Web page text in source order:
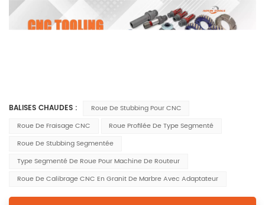
BALISES CHAUDES :
Roue De Stubbing Pour CNC
Roue De Fraisage CNC
Roue Profilée De Type Segmenté
Roue De Stubbing Segmentée
Type Segmenté De Roue Pour Machine De Routeur
Roue De Calibrage CNC En Granit De Marbre Avec Adaptateur